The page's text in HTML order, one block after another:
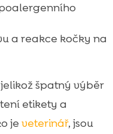
a reakce kočky na
špatný výběr
etikety a
je veterinář, jsou